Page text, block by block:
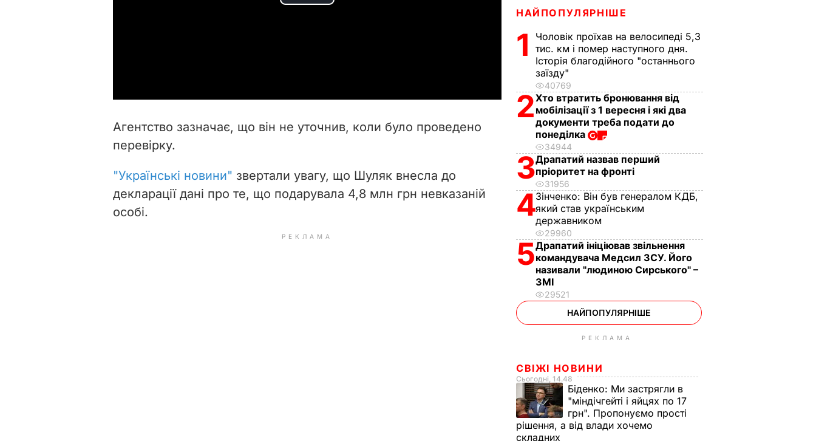
d
e
Агентство зазначає, що він не уточнив, коли було проведено
перевірку.
"Українські новини" звертали увагу, що Шуляк внесла до
декларації дані про те, що подарувала 4,8 млн грн невказаній
особі.
РЕКЛАМА
НАЙПОПУЛЯРНІШЕ
1
Чоловік проїхав на велосипеді 5,3
тис. км і помер наступного дня.
Історія благодійного "останнього
заїзду"
40769
2Хто втратить бронювання від
мобілізації з 1 вересня і які два
документи треба подати до
понеділка
34944
3Драпатий назвав перший
пріоритет на фронті
31956
4Зінченко: Він був генералом КДБ,
який став українським
державником
29960
5Драпатий ініціював звільнення
командувача Медсил ЗСУ. Його
називали "людиною Сирського" –
ЗМІ
29521
НАЙПОПУЛЯРНІШЕ
РЕКЛАМА
СВІЖІ НОВИНИ
Сьогодні, 14.48
Біденко: Ми застрягли в
"міндічгейті і яйцях по 17
грн". Пропонуємо прості
рішення, а від влади хочемо
складних